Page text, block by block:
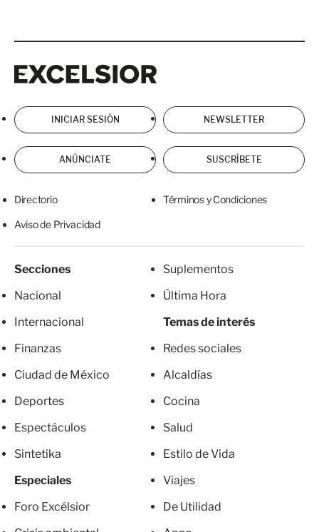
INICIAR SESIÓN NEWSLETTER
ANÚNCIATE SUSCRÍBETE
Directorio Términos y Condiciones
Aviso de Privacidad
Secciones
Nacional
Internacional
Finanzas
Ciudad de México
Deportes
Espectáculos
Sintetika
Especiales
Foro Excélsior
Suplementos
Última Hora
Temas de interés
Redes sociales
Alcaldías
Cocina
Salud
Estilo de Vida
Viajes
De Utilidad